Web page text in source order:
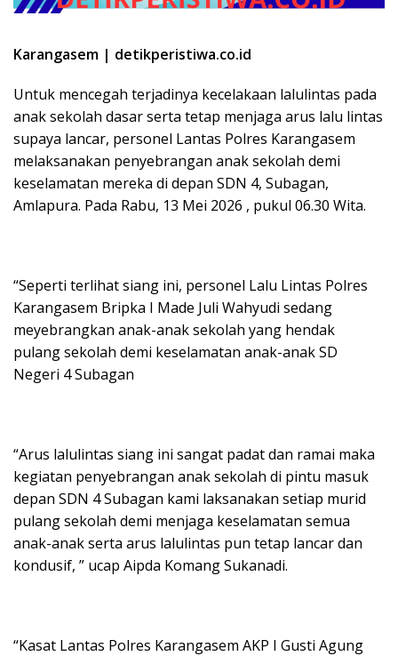
Karangasem | detikperistiwa.co.id
Untuk mencegah terjadinya kecelakaan lalulintas pada
anak sekolah dasar serta tetap menjaga arus lalu lintas
supaya lancar, personel Lantas Polres Karangasem
melaksanakan penyebrangan anak sekolah demi
keselamatan mereka di depan SDN 4, Subagan,
Amlapura. Pada Rabu, 13 Mei 2026 , pukul 06.30 Wita.
“Seperti terlihat siang ini, personel Lalu Lintas Polres
Karangasem Bripka I Made Juli Wahyudi sedang
meyebrangkan anak-anak sekolah yang hendak
pulang sekolah demi keselamatan anak-anak SD
Negeri 4 Subagan
“Arus lalulintas siang ini sangat padat dan ramai maka
kegiatan penyebrangan anak sekolah di pintu masuk
depan SDN 4 Subagan kami laksanakan setiap murid
pulang sekolah demi menjaga keselamatan semua
anak-anak serta arus lalulintas pun tetap lancar dan
kondusif, ” ucap Aipda Komang Sukanadi.
“Kasat Lantas Polres Karangasem AKP I Gusti Agung